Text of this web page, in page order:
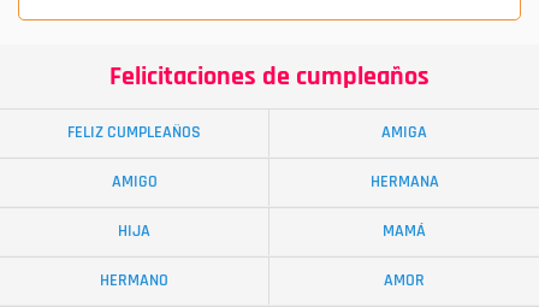
Felicitaciones de cumpleaños
FELIZ CUMPLEAÑOS AMIGA
AMIGO HERMANA
HIJA MAMÁ
HERMANO AMOR